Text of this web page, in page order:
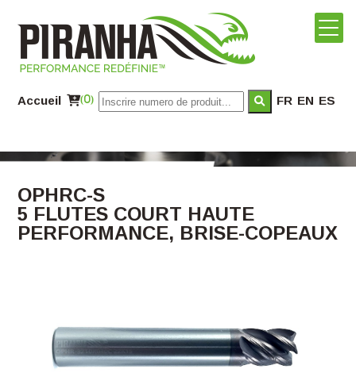
Accueil (0) FR EN ES
OPHRC-S
5 FLUTES COURT HAUTE
PERFORMANCE, BRISE-COPEAUX